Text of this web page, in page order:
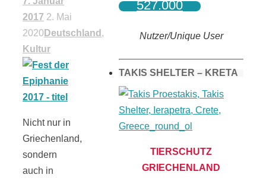
2017 2. Mai
2020 Deutschland ,
Kultur
Nicht nur in
Griechenland,
sondern
auch in
527.000
Nutzer/Unique User
TAKIS SHELTER – KRETA
TIERSCHUTZ
GRIECHENLAND